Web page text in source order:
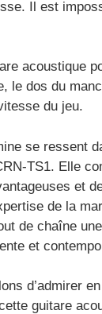
Il est
acoustique
le dos du
du jeu.
se ressent
TS1. Elle
et
de la
de chaîne
et
d’admirer
guitare